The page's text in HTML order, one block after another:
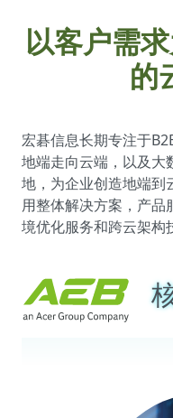
以客户需
的
宏碁信息长期专注于
地端走向云端，以及大
地，为企业创造地端到
用整体解决方案，产品
境优化服务和跨云架构